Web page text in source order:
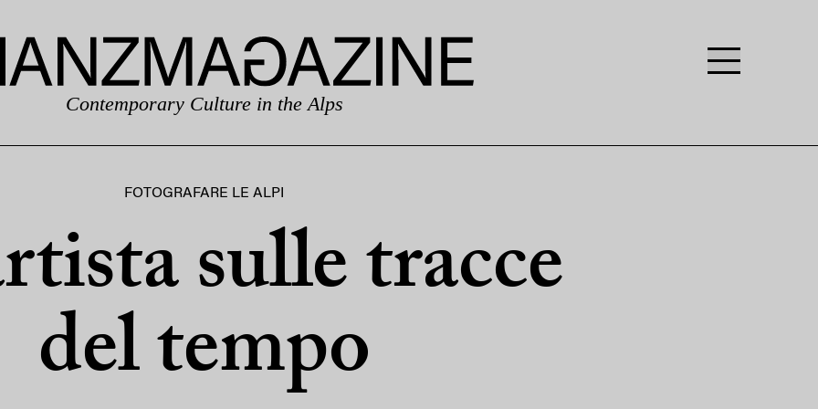
Contemporary Culture in the Alps
FOTOGRAFARE LE ALPI
sulle tracce
del tempo